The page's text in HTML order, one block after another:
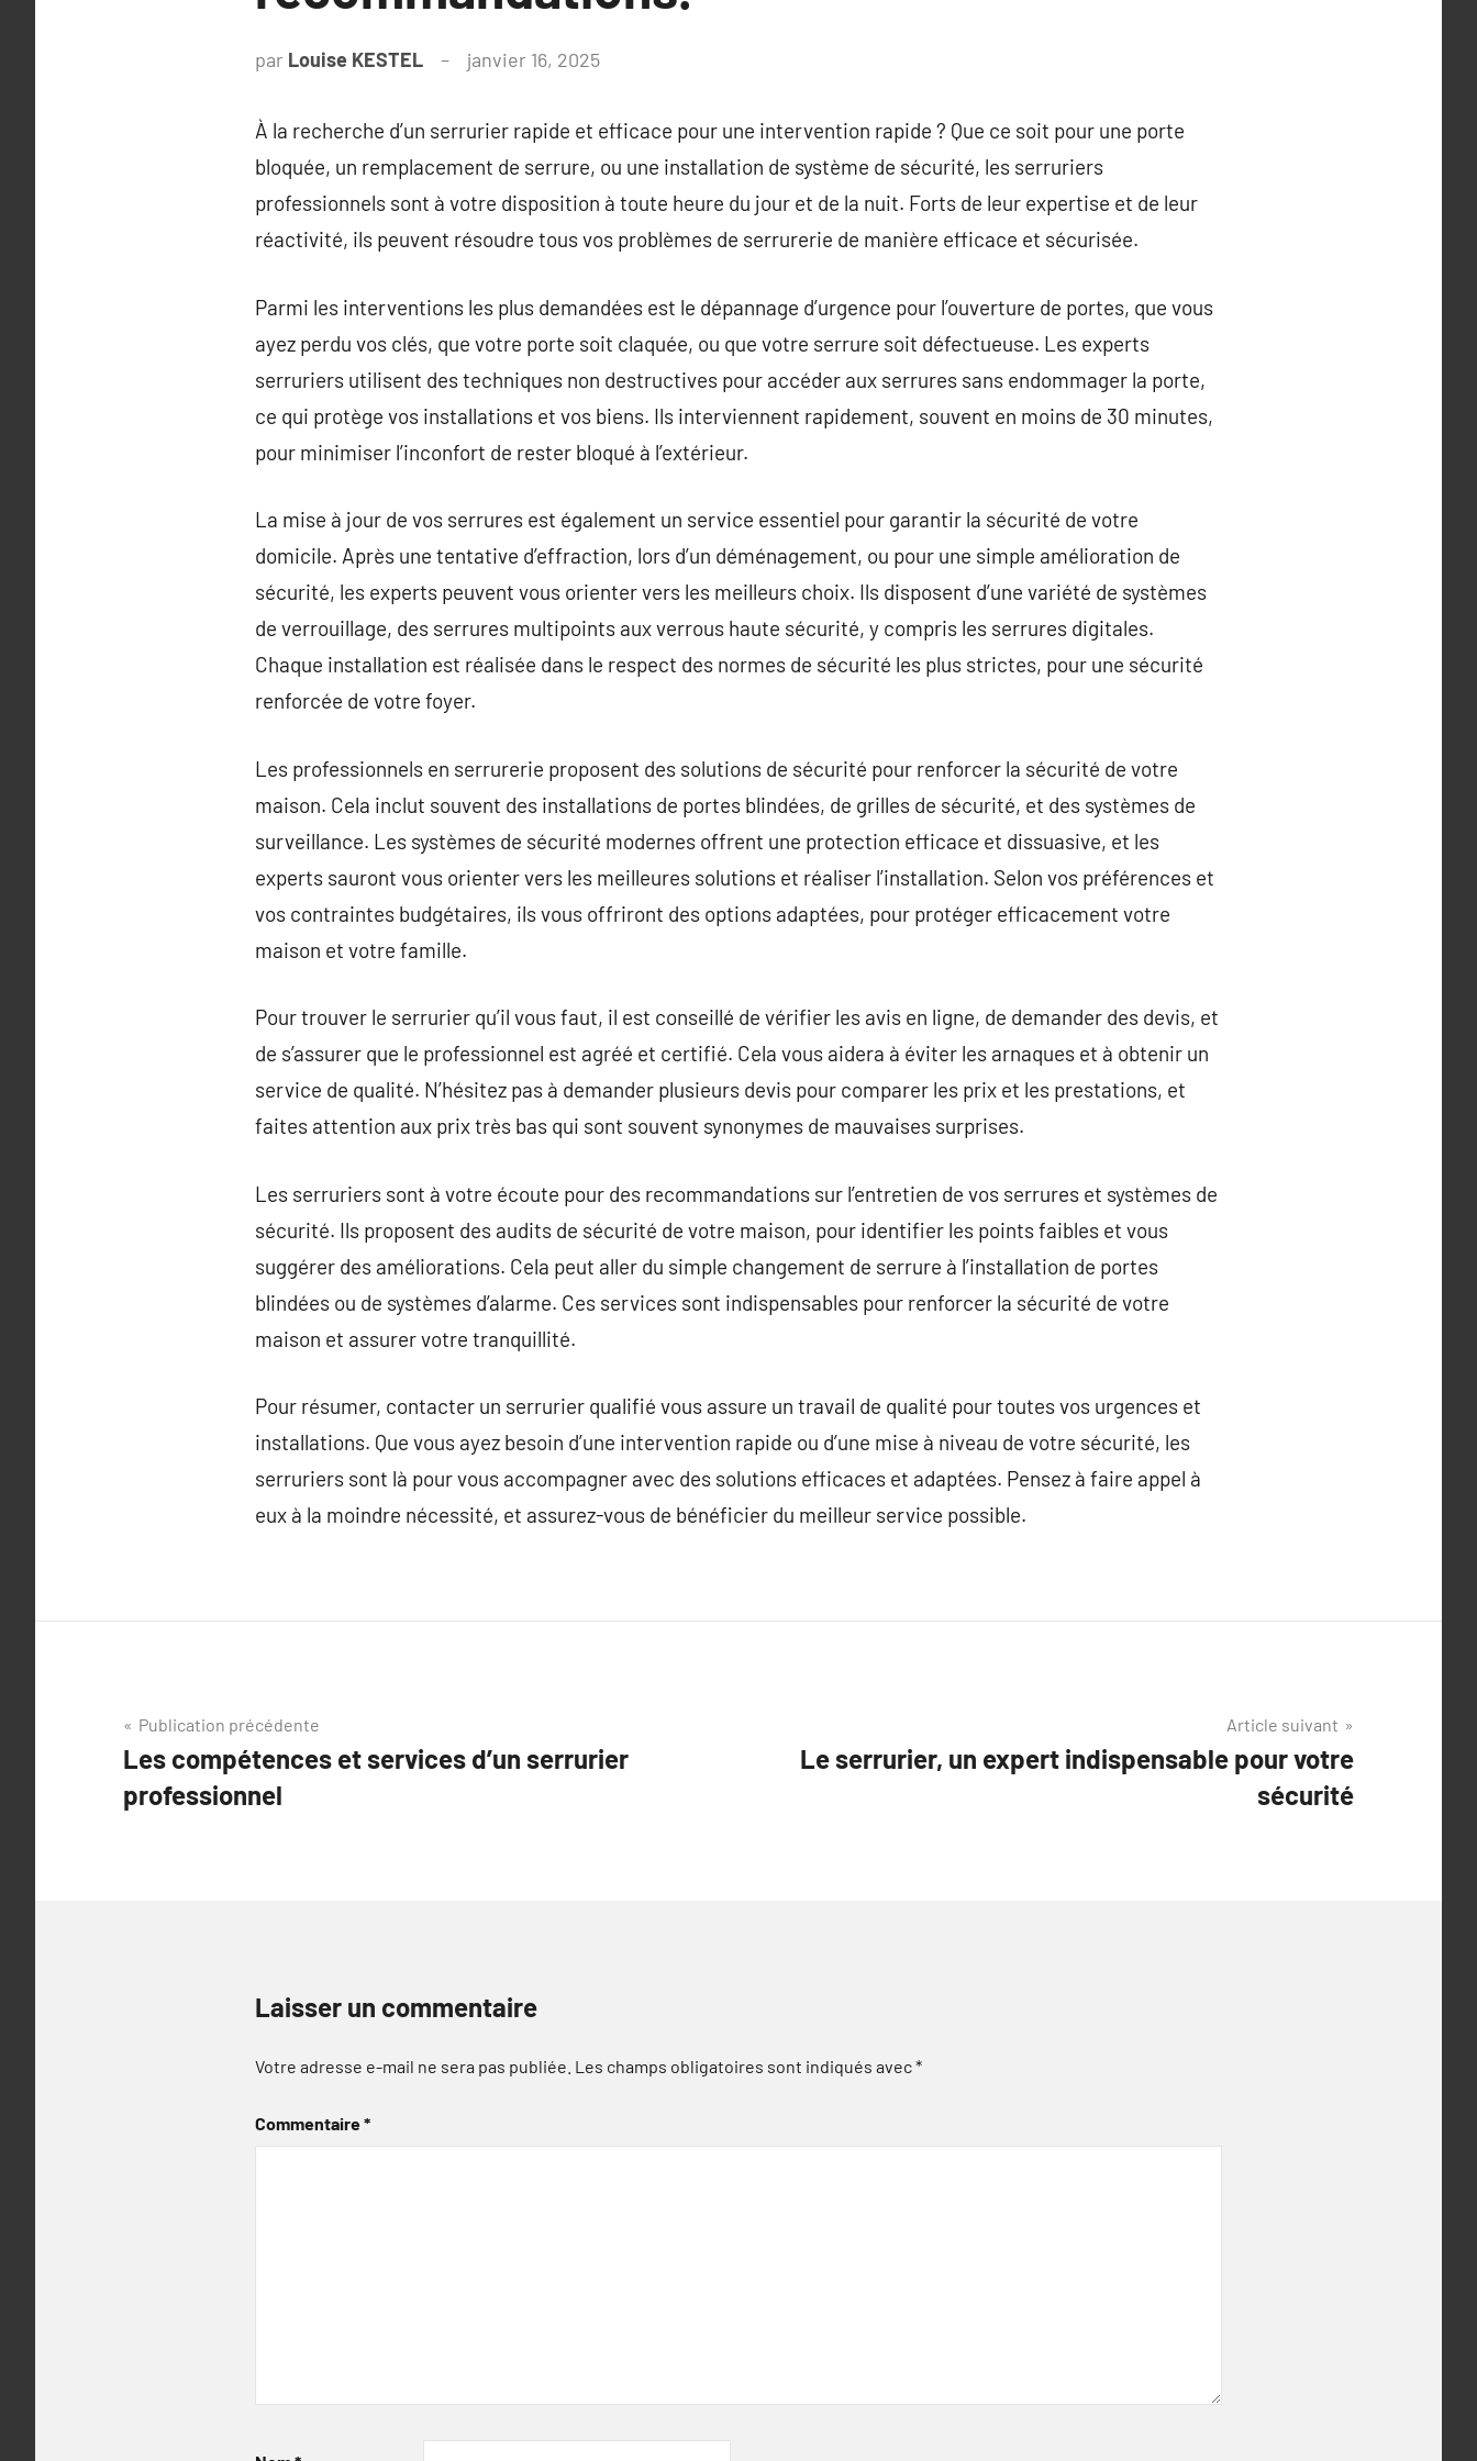
par Louise KESTEL janvier 16, 2025
À la recherche d’un serrurier rapide et efficace pour une intervention rapide ? Que ce soit pour une porte
bloquée, un remplacement de serrure, ou une installation de système de sécurité, les serruriers
professionnels sont à votre disposition à toute heure du jour et de la nuit. Forts de leur expertise et de leur
réactivité, ils peuvent résoudre tous vos problèmes de serrurerie de manière efficace et sécurisée.
Parmi les interventions les plus demandées est le dépannage d’urgence pour l’ouverture de portes, que vous
ayez perdu vos clés, que votre porte soit claquée, ou que votre serrure soit défectueuse. Les experts
serruriers utilisent des techniques non destructives pour accéder aux serrures sans endommager la porte,
ce qui protège vos installations et vos biens. Ils interviennent rapidement, souvent en moins de 30 minutes,
pour minimiser l’inconfort de rester bloqué à l’extérieur.
La mise à jour de vos serrures est également un service essentiel pour garantir la sécurité de votre
domicile. Après une tentative d’effraction, lors d’un déménagement, ou pour une simple amélioration de
sécurité, les experts peuvent vous orienter vers les meilleurs choix. Ils disposent d’une variété de systèmes
de verrouillage, des serrures multipoints aux verrous haute sécurité, y compris les serrures digitales.
Chaque installation est réalisée dans le respect des normes de sécurité les plus strictes, pour une sécurité
renforcée de votre foyer.
Les professionnels en serrurerie proposent des solutions de sécurité pour renforcer la sécurité de votre
maison. Cela inclut souvent des installations de portes blindées, de grilles de sécurité, et des systèmes de
surveillance. Les systèmes de sécurité modernes offrent une protection efficace et dissuasive, et les
experts sauront vous orienter vers les meilleures solutions et réaliser l’installation. Selon vos préférences et
vos contraintes budgétaires, ils vous offriront des options adaptées, pour protéger efficacement votre
maison et votre famille.
Pour trouver le serrurier qu’il vous faut, il est conseillé de vérifier les avis en ligne, de demander des devis, et
de s’assurer que le professionnel est agréé et certifié. Cela vous aidera à éviter les arnaques et à obtenir un
service de qualité. N’hésitez pas à demander plusieurs devis pour comparer les prix et les prestations, et
faites attention aux prix très bas qui sont souvent synonymes de mauvaises surprises.
Les serruriers sont à votre écoute pour des recommandations sur l’entretien de vos serrures et systèmes de
sécurité. Ils proposent des audits de sécurité de votre maison, pour identifier les points faibles et vous
suggérer des améliorations. Cela peut aller du simple changement de serrure à l’installation de portes
blindées ou de systèmes d’alarme. Ces services sont indispensables pour renforcer la sécurité de votre
maison et assurer votre tranquillité.
Pour résumer, contacter un serrurier qualifié vous assure un travail de qualité pour toutes vos urgences et
installations. Que vous ayez besoin d’une intervention rapide ou d’une mise à niveau de votre sécurité, les
serruriers sont là pour vous accompagner avec des solutions efficaces et adaptées. Pensez à faire appel à
eux à la moindre nécessité, et assurez-vous de bénéficier du meilleur service possible.
Navigation
de
l’article
Publication précédente
Les compétences et services d’un serrurier
professionnel
Article suivant
Le serrurier, un expert indispensable pour votre
sécurité
Laisser un commentaire
Votre adresse e-mail ne sera pas publiée. Les champs obligatoires sont indiqués avec*
Commentaire*